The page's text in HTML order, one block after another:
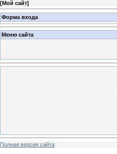
[Мой сайт]
Форма входа
Меню сайта
Полная версия сайта